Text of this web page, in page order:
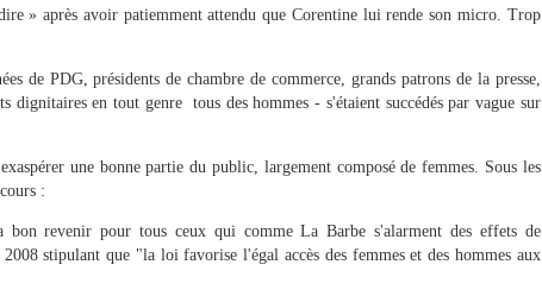
» après avoir patiemment attendu que Corentine lui rende son micro. Trop
de PDG, présidents de chambre de commerce, grands patrons de la presse,
en tout genre  tous des hommes - s'étaient succédés par vague sur
une bonne partie du public, largement composé de femmes. Sous les
:
revenir pour tous ceux qui comme La Barbe s'alarment des effets de
stipulant que "la loi favorise l'égal accès des femmes et des hommes aux